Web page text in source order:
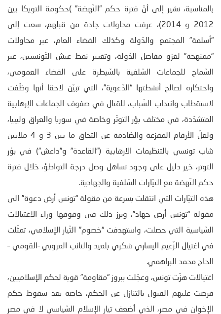
بالمناسبة، نشير إلى أنّ فترة حكم “النّهضة” )حكومة التويكا بين
2012 و 2014)، عرفت محاولات جادة من قبلهم، سعت إلى
“أسلمة” المجتمع والدّولة وكذلك الفضاء العام، عبر محاولات
“ممنهجة” لغزو مفاصل الدّولة، وتغيير نمط عيش التّونسيين، عبر
السّماح للجماعات السّلفية بالسّيطرة على الفضاء العمومي،
واحتكاره لصالح أنشطتها “الدّعوية”، التي تبيّن لاحقا أنها وظّفت
لاستقطاب وانتداب الشّباب، للقتال في صفوف الجماعات الإرهابية
المتشدّدة، في مختلف بؤر التوتّر وخاصة في سوريا والعراق وليبيا،
ولعلّ الأرقام المفزعة والصّادمة عن التحاق ما بين 3 و 4 ملايين
شاب تونسي بالتنظيمات الارهابية (“القاعدة” و”داعش”) في بؤر
التوتر، خير دليل على وجود تساهل وصل درجة التواطؤ، خلال فترة
حكم النّهضة مع التيّارات السّلفية والجهادية.
هذه التيّارات التي انتقلت بسرعة من مقولة “تونس أرض دعوة” الى
مقولة “تونس أرض جهاد”، وبرز ذلك في وقوفها وراء الاغتيالات
السّياسية التي حصلت، واستهدفت “خصوم” التّيار الإسلامي، تمثّلت
في اغتيال الزّعيم اليساري شكري بلعيد والنائب العروبي –القومي –
الحاج محمد البراهمي.
اغتيالات هزّت تونس، وعجّلت ببروز “مقاومة” قوية لحكم الإسلاميين،
فرضت عليهم القبول بالتنازل عن الحكم، خاصة بعد سقوط حكم
الإخوان في مصر، الذي أضعف تيار الإسلام السّياسي لا في مصر